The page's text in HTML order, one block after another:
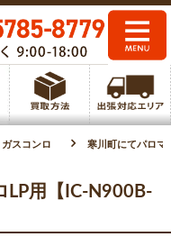
ガスコンロ 寒川町にてパロマ
LP用【IC-N900B-